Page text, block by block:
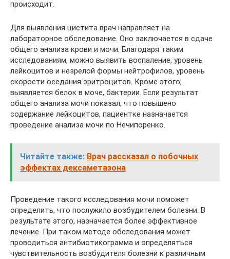
происходит.
Для выявления цистита врач направляет на
лабораторное обследование. Оно заключается в сдаче
общего анализа крови и мочи. Благодаря таким
исследованиям, можно выявить воспаление, уровень
лейкоцитов и незрелой формы нейтрофилов, уровень
скорости оседания эритроцитов. Кроме этого,
выявляется белок в моче, бактерии. Если результат
общего анализа мочи показал, что повышено
содержание лейкоцитов, пациентке назначается
проведение анализа мочи по Нечипоренко.
Читайте также: Врач рассказал о побочных
эффектах дексаметазона
Проведение такого исследования мочи поможет
определить, что послужило возбудителем болезни. В
результате этого, назначается более эффективное
лечение. При таком методе обследования может
проводиться антибиотикограмма и определяться
чувствительность возбудителя болезни к различным